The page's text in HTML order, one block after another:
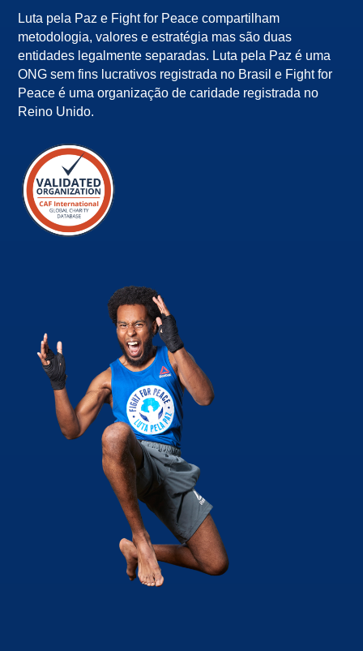
Luta pela Paz e Fight for Peace compartilham
metodologia, valores e estratégia mas são duas
entidades legalmente separadas. Luta pela Paz é uma
ONG sem fins lucrativos registrada no Brasil e Fight for
Peace é uma organização de caridade registrada no
Reino Unido.